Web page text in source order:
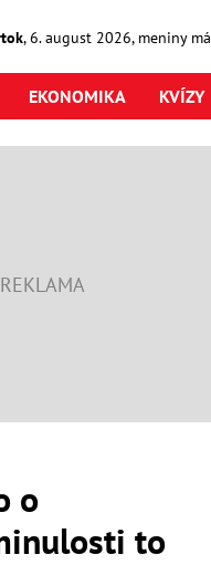
,6. august2026, meniny má
EKONOMIKA KVÍZY
o
to